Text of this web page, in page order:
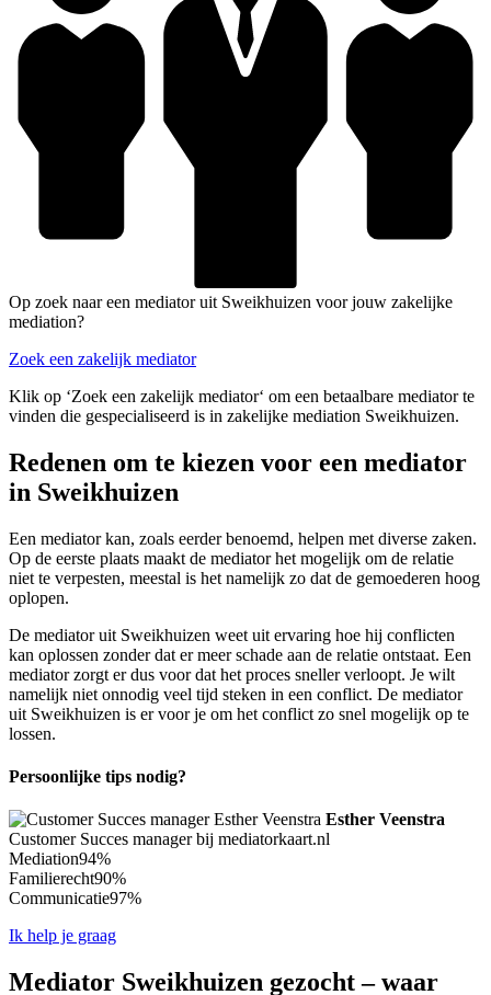
Op zoek naar een mediator uit Sweikhuizen voor jouw zakelijke
mediation?
Zoek een zakelijk mediator
Klik op ‘Zoek een zakelijk mediator‘ om een betaalbare mediator te
vinden die gespecialiseerd is in zakelijke mediation Sweikhuizen.
Redenen om te kiezen voor een mediator
in Sweikhuizen
Een mediator kan, zoals eerder benoemd, helpen met diverse zaken.
Op de eerste plaats maakt de mediator het mogelijk om de relatie
niet te verpesten, meestal is het namelijk zo dat de gemoederen hoog
oplopen.
De mediator uit Sweikhuizen weet uit ervaring hoe hij conflicten
kan oplossen zonder dat er meer schade aan de relatie ontstaat. Een
mediator zorgt er dus voor dat het proces sneller verloopt. Je wilt
namelijk niet onnodig veel tijd steken in een conflict. De mediator
uit Sweikhuizen is er voor je om het conflict zo snel mogelijk op te
lossen.
Persoonlijke tips nodig?
Esther Veenstra
Customer Succes manager bij mediatorkaart.nl
Mediation94%
Familierecht90%
Communicatie97%
Ik help je graag
Mediator Sweikhuizen gezocht – waar